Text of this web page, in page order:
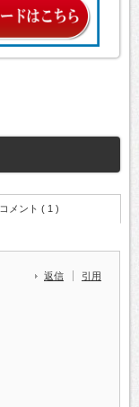
コメント ( 1 )
返信 引用